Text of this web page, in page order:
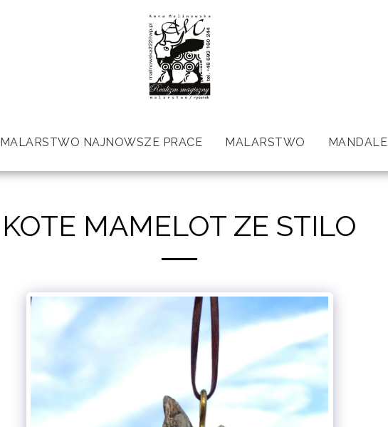
MALARSTWO NAJNOWSZE PRACE MALARSTWO MANDALE
KOTE MAMELOT ZE STILO